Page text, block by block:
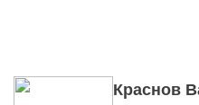
Краснов